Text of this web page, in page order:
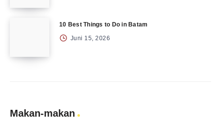
10 Best Things to Do in Batam
Juni 15, 2026
Makan-makan